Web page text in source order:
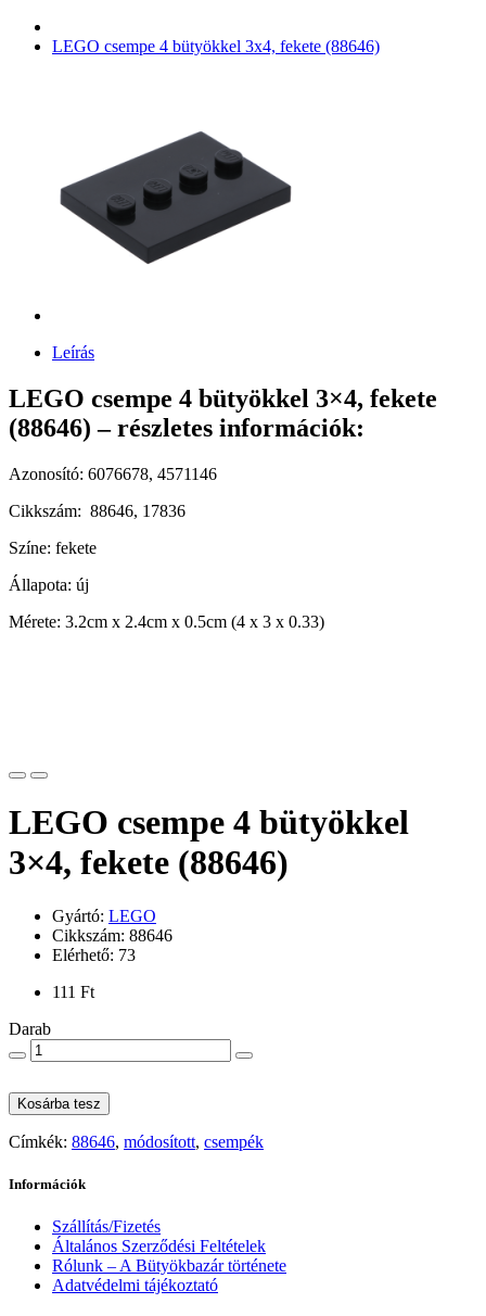
LEGO csempe 4 bütyökkel 3x4, fekete (88646)
Leírás
LEGO csempe 4 bütyökkel 3×4, fekete
(88646) – részletes információk:
Azonosító: 6076678, 4571146
Cikkszám: 88646, 17836
Színe: fekete
Állapota: új
Mérete: 3.2cm x 2.4cm x 0.5cm (4 x 3 x 0.33)
LEGO csempe 4 bütyökkel
3×4, fekete (88646)
Gyártó: LEGO
Cikkszám: 88646
Elérhető: 73
111 Ft
Darab
Kosárba tesz
Címkék: 88646, módosított, csempék
Információk
Szállítás/Fizetés
Általános Szerződési Feltételek
Rólunk – A Bütyökbazár története
Adatvédelmi tájékoztató